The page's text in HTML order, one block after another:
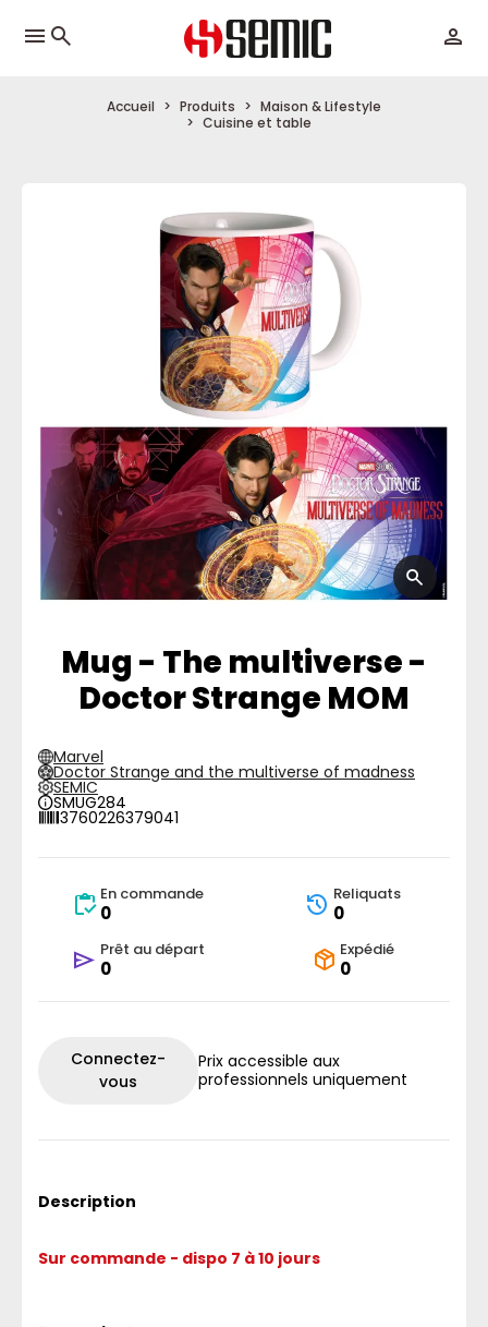
menu
Accueil Produits
Maison & Lifestyle
Cuisine et table
Mug - The multiverse -
Doctor Strange MOM
Marvel
Doctor Strange and the multiverse of madness
SEMIC
SMUG284
3760226379041
En commande
0
Reliquats
0
Prêt au départ
0
Expédié
0
Connectez-
vous
Prix accessible aux
professionnels uniquement
Description
Sur commande - dispo 7 à 10 jours